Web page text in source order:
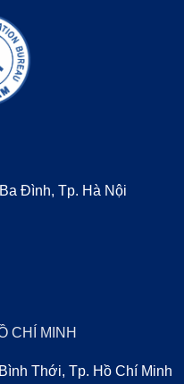
Đình, Tp. Hà Nội
CHÍ MINH
Thới, Tp. Hồ Chí Minh